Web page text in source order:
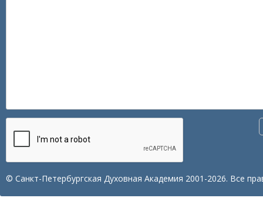
© Санкт-Петербургская Духовная Академия 2001-2026. Все